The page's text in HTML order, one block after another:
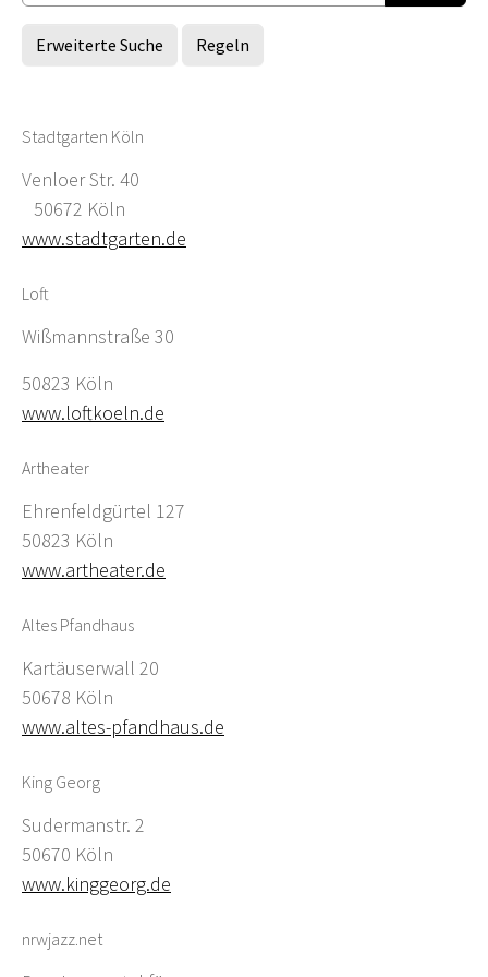
Erweiterte Suche Regeln
Stadtgarten Köln
Venloer Str. 40
50672 Köln
www.stadtgarten.de
Loft
Wißmannstraße 30
50823 Köln
www.loftkoeln.de
Artheater
Ehrenfeldgürtel 127
50823 Köln
www.artheater.de
Altes Pfandhaus
Kartäuserwall 20
50678 Köln
www.altes-pfandhaus.de
King Georg
Sudermanstr. 2
50670 Köln
www.kinggeorg.de
nrwjazz.net